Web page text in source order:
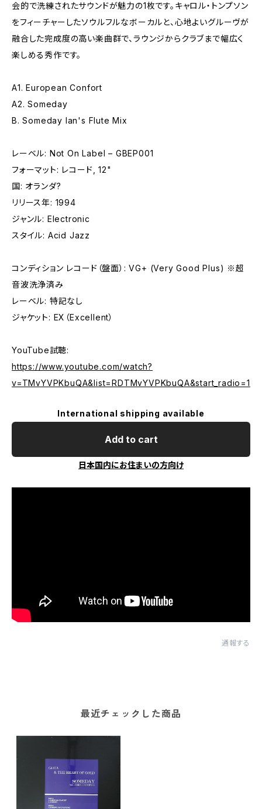
会的で洗練されたサウンドが魅力の1枚です。キャロル・トンプソン
をフィーチャーしたソウルフルなボーカルと、心地よいグルーヴが
融合した完成度の高い楽曲群で、ラウンジからクラブまで幅広く
楽しめる秀作です。
A1. European Confort
A2. Someday
B. Someday Ian's Flute Mix
レーベル: Not On Label – GBEP001
フォーマット: レコード, 12"
国: オランダ?
リリース年: 1994
ジャンル: Electronic
スタイル: Acid Jazz
コンディション レコード（盤面）: VG+ (Very Good Plus) ※超
音波洗浄済み
レーベル: 特記なし
ジャケット: EX（Excellent）
YouTube試聴:
https://www.youtube.com/watch?
v=TMvYVPKbuQA&list=RDTMvYVPKbuQA&start_radio=1
International shipping available
Add to cart
日本国内にお住まいの方向け
通報する
最近チェックした商品